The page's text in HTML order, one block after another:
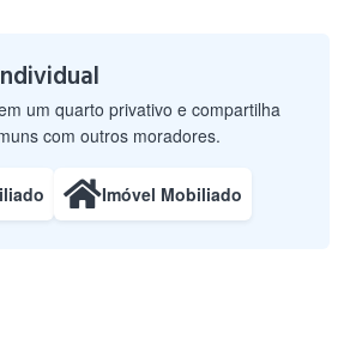
um quarto privativo e compartilha
com outros moradores.
Imóvel Mobiliado